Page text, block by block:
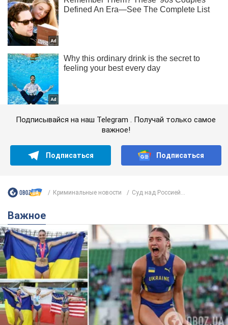
Подписывайся на наш Telegram . Получай только самое
важное!
Подписаться Подписаться
Криминальные новости Суд над Россией...
Важное